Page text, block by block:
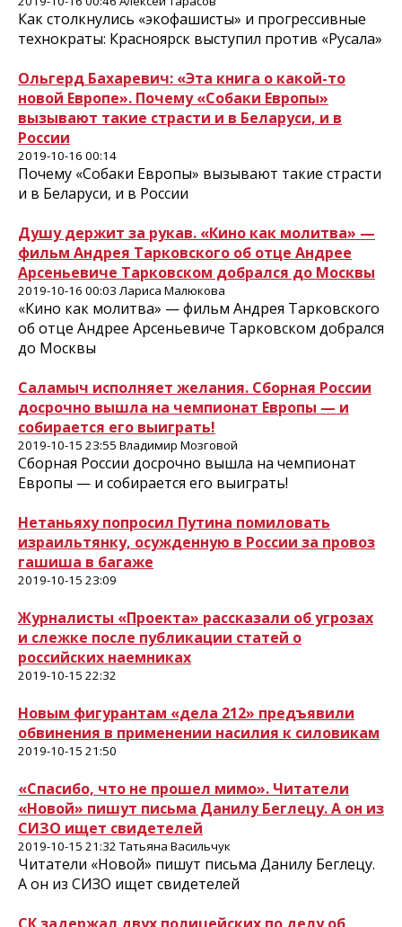
Как столкнулись «экофашисты» и прогрессивные
технократы: Красноярск выступил против «Русала»
Ольгерд Бахаревич: «Эта книга о какой-то
новой Европе». Почему «Собаки Европы»
вызывают такие страсти и в Беларуси, и в
России
2019-10-16 00:14
Почему «Собаки Европы» вызывают такие страсти
и в Беларуси, и в России
Душу держит за рукав. «Кино как молитва» —
фильм Андрея Тарковского об отце Андрее
Арсеньевиче Тарковском добрался до Москвы
2019-10-16 00:03 Лариса Малюкова
«Кино как молитва» — фильм Андрея Тарковского
об отце Андрее Арсеньевиче Тарковском добрался
до Москвы
Саламыч исполняет желания. Сборная России
досрочно вышла на чемпионат Европы — и
собирается его выиграть!
2019-10-15 23:55 Владимир Мозговой
Сборная России досрочно вышла на чемпионат
Европы — и собирается его выиграть!
Нетаньяху попросил Путина помиловать
израильтянку, осужденную в России за провоз
гашиша в багаже
2019-10-15 23:09
Журналисты «Проекта» рассказали об угрозах
и слежке после публикации статей о
российских наемниках
2019-10-15 22:32
Новым фигурантам «дела 212» предъявили
обвинения в применении насилия к силовикам
2019-10-15 21:50
«Спасибо, что не прошел мимо». Читатели
«Новой» пишут письма Данилу Беглецу. А он из
СИЗО ищет свидетелей
2019-10-15 21:32 Татьяна Васильчук
Читатели «Новой» пишут письма Данилу Беглецу.
А он из СИЗО ищет свидетелей